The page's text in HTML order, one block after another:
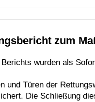
zum
wurden als
und Türen der
Die Schließung